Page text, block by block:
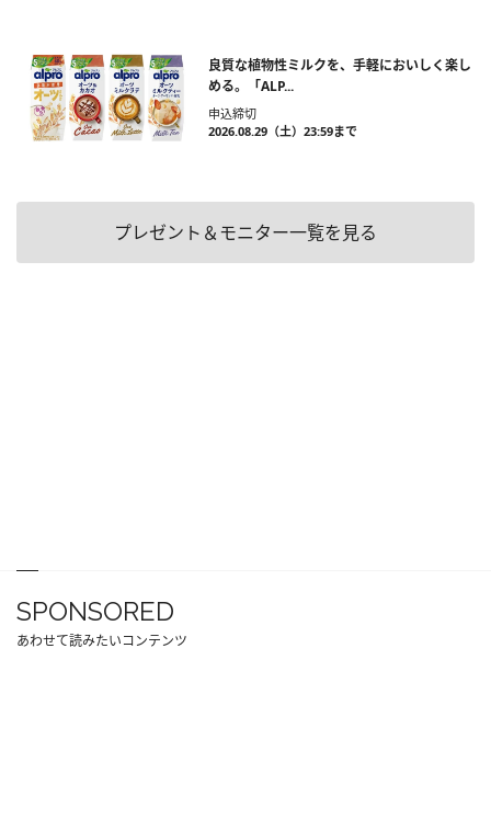
良質な植物性ミルクを、手軽においしく楽し
める。「ALP...
申込締切
2026.08.29（土）23:59まで
プレゼント＆モニター一覧を見る
SPONSORED
あわせて読みたいコンテンツ